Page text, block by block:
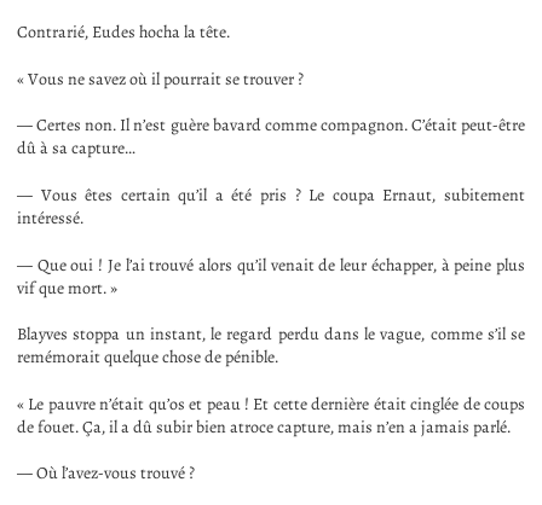
Contrarié, Eudes hocha la tête.
« Vous ne savez où il pourrait se trouver ?
— Certes non. Il n’est guère bavard comme compagnon. C’était peut-être
dû à sa capture…
— Vous êtes certain qu’il a été pris ? Le coupa Ernaut, subitement
intéressé.
— Que oui ! Je l’ai trouvé alors qu’il venait de leur échapper, à peine plus
vif que mort. »
Blayves stoppa un instant, le regard perdu dans le vague, comme s’il se
remémorait quelque chose de pénible.
« Le pauvre n’était qu’os et peau ! Et cette dernière était cinglée de coups
de fouet. Ça, il a dû subir bien atroce capture, mais n’en a jamais parlé.
— Où l’avez-vous trouvé ?